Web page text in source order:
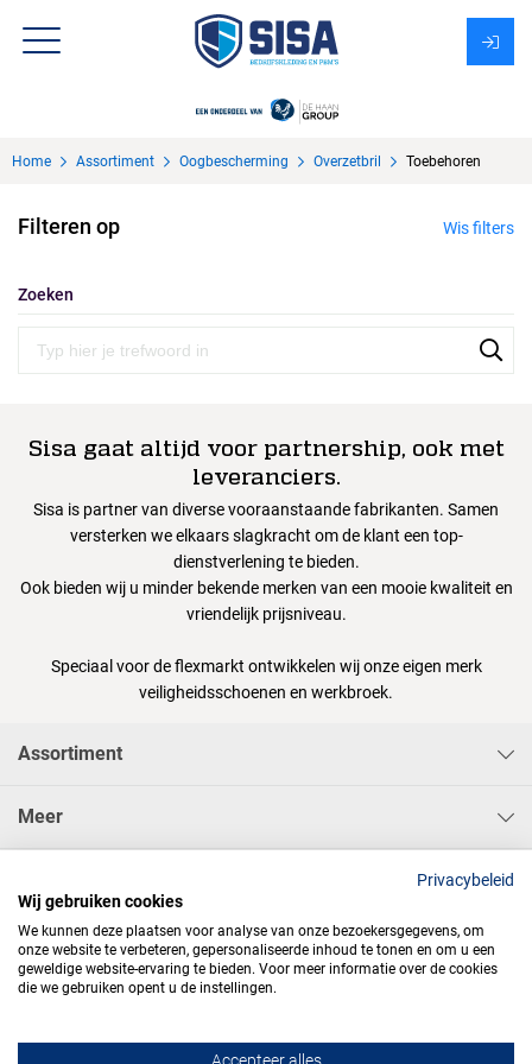
Over Sisa
KMS
Uitzendbureau?
Home Assortiment Oogbescherming Overzetbril Toebehoren
Filteren op Wis filters
Zoeken
Sisa gaat altijd voor partnership, ook met
leveranciers.
Sisa is partner van diverse vooraanstaande fabrikanten. Samen
versterken we elkaars slagkracht om de klant een top-
dienstverlening te bieden.
Ook bieden wij u minder bekende merken van een mooie kwaliteit en
vriendelijk prijsniveau.
Speciaal voor de flexmarkt ontwikkelen wij onze eigen merk
veiligheidsschoenen en werkbroek.
Assortiment
Meer
Privacybeleid
Wij gebruiken cookies
We kunnen deze plaatsen voor analyse van onze bezoekersgegevens, om
onze website te verbeteren, gepersonaliseerde inhoud te tonen en om u een
geweldige website-ervaring te bieden. Voor meer informatie over de cookies
die we gebruiken opent u de instellingen.